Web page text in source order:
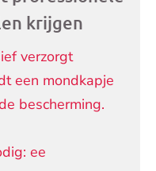
krijgen
verzorgt
een mondkapje
bescherming.
ee